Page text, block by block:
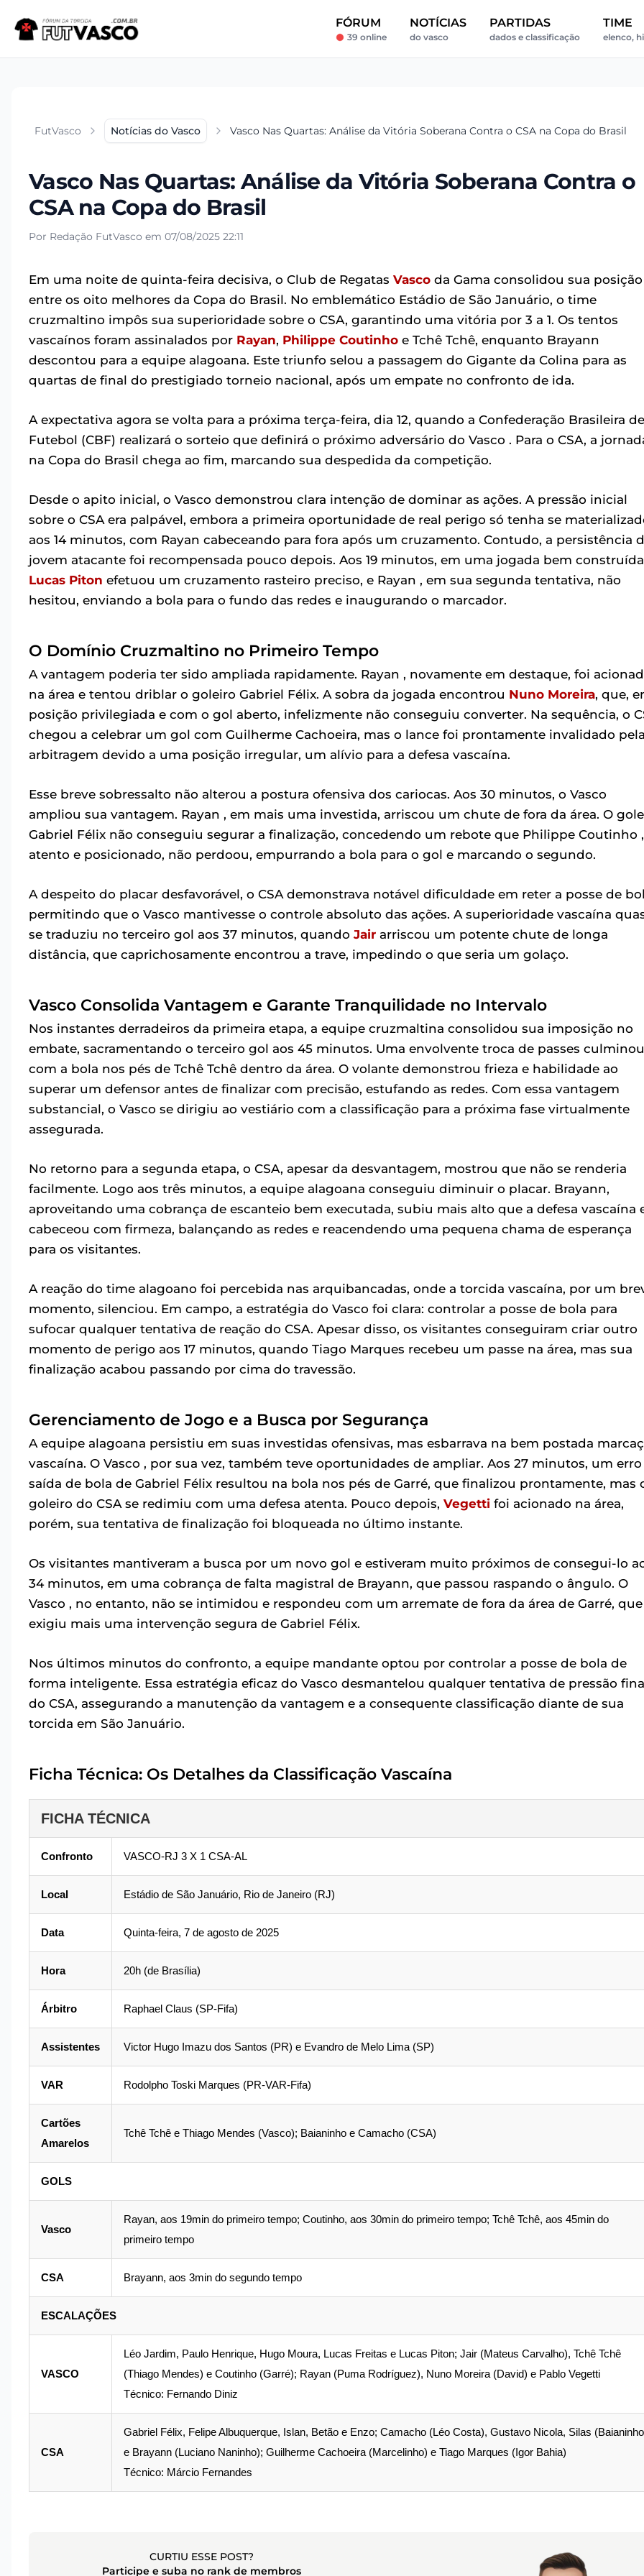
FÓRUM
39 online
NOTÍCIAS
do vasco
PARTIDAS
dados e classificação
TIME
elenco,
FutVasco Notícias do Vasco Vasco Nas Quartas: Análise da Vitória Soberana Contra o CSA na Copa do Brasil
Vasco Nas Quartas: Análise da Vitória Soberana Contra o
CSA na Copa do Brasil
Por Redação FutVasco em 07/08/2025 22:11
Em uma noite de quinta-feira decisiva, o Club de Regatas Vasco da Gama consolidou sua posição
entre os oito melhores da Copa do Brasil. No emblemático Estádio de São Januário, o time
cruzmaltino impôs sua superioridade sobre o CSA, garantindo uma vitória por 3 a 1. Os tentos
vascaínos foram assinalados por Rayan, Philippe Coutinho e Tchê Tchê, enquanto Brayann
descontou para a equipe alagoana. Este triunfo selou a passagem do Gigante da Colina para as
quartas de final do prestigiado torneio nacional, após um empate no confronto de ida.
A expectativa agora se volta para a próxima terça-feira, dia 12, quando a Confederação Brasileira de
Futebol (CBF) realizará o sorteio que definirá o próximo adversário do Vasco . Para o CSA, a
na Copa do Brasil chega ao fim, marcando sua despedida da competição.
Desde o apito inicial, o Vasco demonstrou clara intenção de dominar as ações. A pressão inicial
sobre o CSA era palpável, embora a primeira oportunidade de real perigo só tenha se
aos 14 minutos, com Rayan cabeceando para fora após um cruzamento. Contudo, a persistência
jovem atacante foi recompensada pouco depois. Aos 19 minutos, em uma jogada bem
Lucas Piton efetuou um cruzamento rasteiro preciso, e Rayan , em sua segunda tentativa, não
hesitou, enviando a bola para o fundo das redes e inaugurando o marcador.
O Domínio Cruzmaltino no Primeiro Tempo
A vantagem poderia ter sido ampliada rapidamente. Rayan , novamente em destaque, foi
na área e tentou driblar o goleiro Gabriel Félix. A sobra da jogada encontrou Nuno Moreira, que,
posição privilegiada e com o gol aberto, infelizmente não conseguiu converter. Na sequência, o
chegou a celebrar um gol com Guilherme Cachoeira, mas o lance foi prontamente invalidado
arbitragem devido a uma posição irregular, um alívio para a defesa vascaína.
Esse breve sobressalto não alterou a postura ofensiva dos cariocas. Aos 30 minutos, o Vasco
ampliou sua vantagem. Rayan , em mais uma investida, arriscou um chute de fora da área. O
Gabriel Félix não conseguiu segurar a finalização, concedendo um rebote que Philippe Coutinho ,
atento e posicionado, não perdoou, empurrando a bola para o gol e marcando o segundo.
A despeito do placar desfavorável, o CSA demonstrava notável dificuldade em reter a posse de
permitindo que o Vasco mantivesse o controle absoluto das ações. A superioridade vascaína
se traduziu no terceiro gol aos 37 minutos, quando Jair arriscou um potente chute de longa
distância, que caprichosamente encontrou a trave, impedindo o que seria um golaço.
Vasco Consolida Vantagem e Garante Tranquilidade no Intervalo
Nos instantes derradeiros da primeira etapa, a equipe cruzmaltina consolidou sua imposição no
embate, sacramentando o terceiro gol aos 45 minutos. Uma envolvente troca de passes culminou
com a bola nos pés de Tchê Tchê dentro da área. O volante demonstrou frieza e habilidade ao
superar um defensor antes de finalizar com precisão, estufando as redes. Com essa vantagem
substancial, o Vasco se dirigiu ao vestiário com a classificação para a próxima fase virtualmente
assegurada.
No retorno para a segunda etapa, o CSA, apesar da desvantagem, mostrou que não se renderia
facilmente. Logo aos três minutos, a equipe alagoana conseguiu diminuir o placar. Brayann,
aproveitando uma cobrança de escanteio bem executada, subiu mais alto que a defesa vascaína
cabeceou com firmeza, balançando as redes e reacendendo uma pequena chama de esperança
para os visitantes.
A reação do time alagoano foi percebida nas arquibancadas, onde a torcida vascaína, por um
momento, silenciou. Em campo, a estratégia do Vasco foi clara: controlar a posse de bola para
sufocar qualquer tentativa de reação do CSA. Apesar disso, os visitantes conseguiram criar outro
momento de perigo aos 17 minutos, quando Tiago Marques recebeu um passe na área, mas sua
finalização acabou passando por cima do travessão.
Gerenciamento de Jogo e a Busca por Segurança
A equipe alagoana persistiu em suas investidas ofensivas, mas esbarrava na bem postada
vascaína. O Vasco , por sua vez, também teve oportunidades de ampliar. Aos 27 minutos, um
saída de bola de Gabriel Félix resultou na bola nos pés de Garré, que finalizou prontamente, mas
goleiro do CSA se redimiu com uma defesa atenta. Pouco depois, Vegetti foi acionado na área,
porém, sua tentativa de finalização foi bloqueada no último instante.
Os visitantes mantiveram a busca por um novo gol e estiveram muito próximos de consegui-lo
34 minutos, em uma cobrança de falta magistral de Brayann, que passou raspando o ângulo. O
Vasco , no entanto, não se intimidou e respondeu com um arremate de fora da área de Garré, que
exigiu mais uma intervenção segura de Gabriel Félix.
Nos últimos minutos do confronto, a equipe mandante optou por controlar a posse de bola de
forma inteligente. Essa estratégia eficaz do Vasco desmantelou qualquer tentativa de pressão
do CSA, assegurando a manutenção da vantagem e a consequente classificação diante de sua
torcida em São Januário.
Ficha Técnica: Os Detalhes da Classificação Vascaína
FICHA TÉCNICA
Confronto VASCO-RJ 3 X 1 CSA-AL
Local Estádio de São Januário, Rio de Janeiro (RJ)
Data Quinta-feira, 7 de agosto de 2025
Hora 20h (de Brasília)
Árbitro Raphael Claus (SP-Fifa)
Assistentes Victor Hugo Imazu dos Santos (PR) e Evandro de Melo Lima (SP)
VAR Rodolpho Toski Marques (PR-VAR-Fifa)
Cartões
Amarelos
Tchê Tchê e Thiago Mendes (Vasco); Baianinho e Camacho (CSA)
GOLS
Vasco
Rayan, aos 19min do primeiro tempo; Coutinho, aos 30min do primeiro tempo; Tchê Tchê, aos 45min do
primeiro tempo
CSA Brayann, aos 3min do segundo tempo
ESCALAÇÕES
VASCO
Léo Jardim, Paulo Henrique, Hugo Moura, Lucas Freitas e Lucas Piton; Jair (Mateus Carvalho), Tchê Tchê
(Thiago Mendes) e Coutinho (Garré); Rayan (Puma Rodríguez), Nuno Moreira (David) e Pablo Vegetti
Técnico: Fernando Diniz
CSA
Gabriel Félix, Felipe Albuquerque, Islan, Betão e Enzo; Camacho (Léo Costa), Gustavo Nicola, Silas
e Brayann (Luciano Naninho); Guilherme Cachoeira (Marcelinho) e Tiago Marques (Igor Bahia)
Técnico: Márcio Fernandes
CURTIU ESSE POST?
Participe e suba no rank de membros